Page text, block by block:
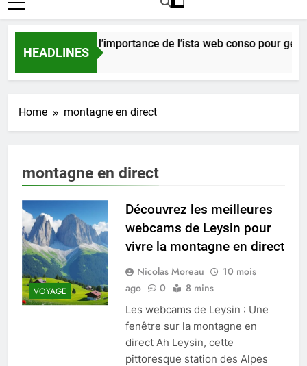
HEADLINES
Comprendre l’importance de l’ista web conso pour
5 Jours Ago
Home montagne en direct
montagne en direct
VOYAGE
Découvrez les meilleures
webcams de Leysin pour
vivre la montagne en direct
Nicolas Moreau
10 mois
ago
0 8 mins
Les webcams de Leysin : Une
fenêtre sur la montagne en
direct Ah Leysin, cette
pittoresque station des Alpes